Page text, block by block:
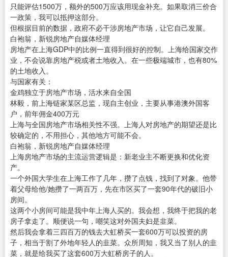
只能评估1500万，额外的500万应该用现金补充。如果取消三价合
一政策，我可以抵押这部分。
但根据目前的数据，政府不必干涉房地产市场，让它自己发展。
白袍翁，新锐房地产自媒体经理
房地产在上海GDP中的比例一直得到很好的控制。上海给国家交作
业，不会说靠房地产税或者土地收入。在一些极端城市，也有80%
的土地收入。
与国家有关：
金鸡独立于房地产市场，活水来自全国
林毅，前上海链家某区总监，现自主创业，主要从事港澳外国客
户，前年佣金400万元
上海与全国房地产市场相关性不强。上海人对房地产的期望还是比
较确定的，不用担心，其他地方可能不会。
白袍翁，新锐房地产自媒体经理
上海房地产市场的主流运营逻辑是：新老业主不断更换和优化资
产。
一个外国大学生在上海工作了几年，攒了点钱，找到了对象。他带
着父母给他/她攒了一两百万，先在市区买了一套90年代的破旧小
房间。
这两个小房间可能是我中年上海人买的。我会想，我终于把我的老
房子拿走了。顺便说一句，嘲笑这对外国夫妇是韭菜。
然后我会拿着三四百万的钱去大虹桥买一套600万可以投资的房
子，相当于割了外地年轻人的韭菜。众所周知，我又当了别人的韭
菜，就是给我买了这套600万大虹桥房子的人。